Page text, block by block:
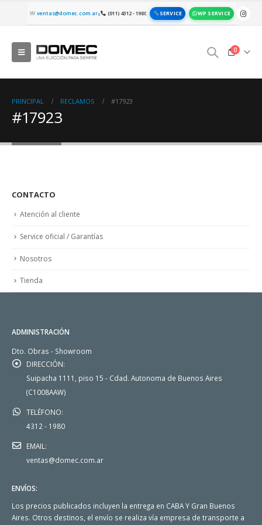
ventas@domec.com.ar| (011) 4312 - 1980 SERVICE WP SERVICE
0
PRINCIPAL RECLAMOS #17923
#17923
CONTACTO
Atención al cliente
Service oficial / Garantías
Nosotros
Tienda
ADMINISTRACIÓN
Dto. Obras - Showroom
DIRECCIÓN:
Suipacha 1111, piso 15 - Cdad. Autonoma de Buenos Aires
(C1008AAW)
TELÉFONO:
4312 - 1980
EMAIL:
ventas@domec.com.ar
ENVÍOS:
Los precios publicados incluyen la entrega en CABA Y Gran Buenos
Aires. Otros destinos, el envío se realiza vía empresa de transporte a